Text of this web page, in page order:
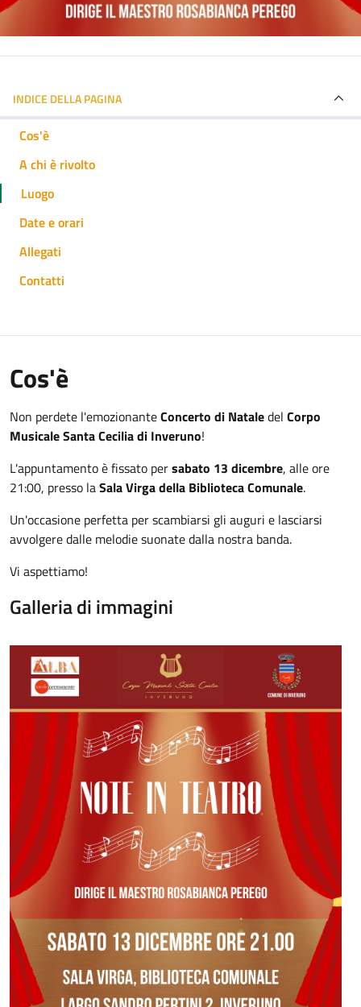
INDICE DELLA PAGINA
Cos'è
A chi è rivolto
Luogo
Date e orari
Allegati
Contatti
Cos'è
Non perdete l'emozionanteConcerto di Nataledel Corpo
Musicale Santa Cecilia di Inveruno!
L'appuntamento è fissato persabato 13 dicembre, alle ore
21:00, presso laSala Virga della Biblioteca Comunale.
Un'occasione perfetta per scambiarsi gli auguri e lasciarsi
avvolgere dalle melodie suonate dalla nostra banda.
Vi aspettiamo!
Galleria di immagini